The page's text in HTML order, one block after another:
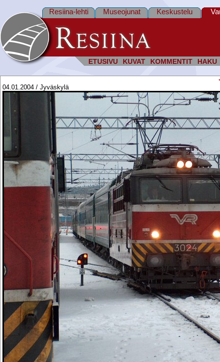
ETUSIVU KUVAT KOMMENTIT HAKU
Resiina-lehti Museojunat Keskustelu
04.01.2004 / Jyväskylä